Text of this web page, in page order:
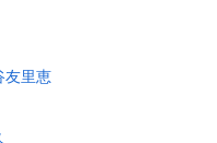
友里恵